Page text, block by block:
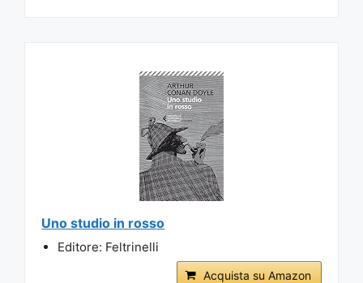
Uno studio in rosso
Editore: Feltrinelli
Acquista su Amazon